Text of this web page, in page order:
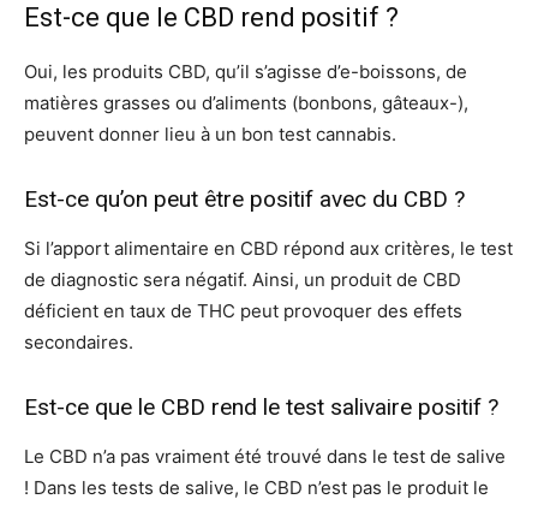
Est-ce que le CBD rend positif ?
Oui, les produits CBD, qu’il s’agisse d’e-boissons, de
matières grasses ou d’aliments (bonbons, gâteaux-),
peuvent donner lieu à un bon test cannabis.
Est-ce qu’on peut être positif avec du CBD ?
Si l’apport alimentaire en CBD répond aux critères, le test
de diagnostic sera négatif. Ainsi, un produit de CBD
déficient en taux de THC peut provoquer des effets
secondaires.
Est-ce que le CBD rend le test salivaire positif ?
Le CBD n’a pas vraiment été trouvé dans le test de salive
! Dans les tests de salive, le CBD n’est pas le produit le